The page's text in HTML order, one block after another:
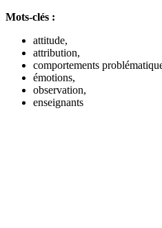
Mots-clés :
attitude,
attribution,
comportements
émotions,
observation,
enseignants